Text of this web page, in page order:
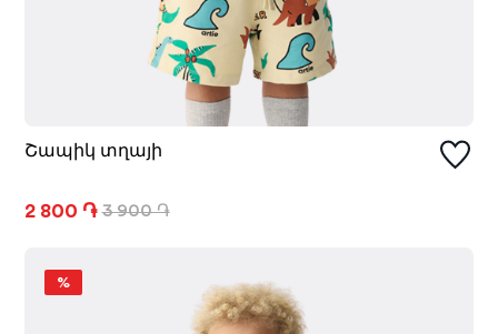
Շապիկ տղայի
2 800 ֏ 3 900 ֏
%